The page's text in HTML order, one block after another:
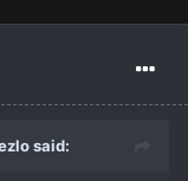
said: